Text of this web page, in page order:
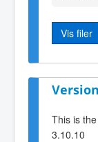
Vis filer
This is
3.10.10